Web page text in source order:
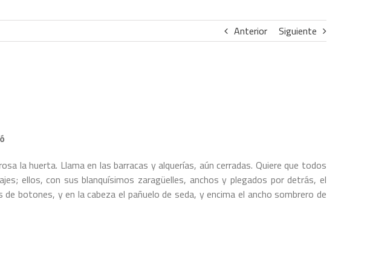
Anterior Siguiente
la huerta. Llama en las barracas y alquerías, aún cerradas. Quiere que todos
ellos, con sus blanquísimos zaragüelles, anchos y plegados por detrás, el
botones, y en la cabeza el pañuelo de seda, y encima el ancho sombrero de